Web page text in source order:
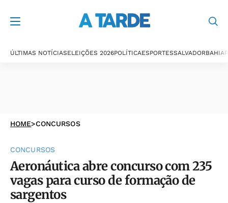
ÚLTIMAS NOTÍCIASELEIÇÕES 2026POLÍTICAESPORTESSALVADORBAHIA
HOME>CONCURSOS
CONCURSOS
Aeronáutica abre concurso com 235
vagas para curso de formação de
sargentos